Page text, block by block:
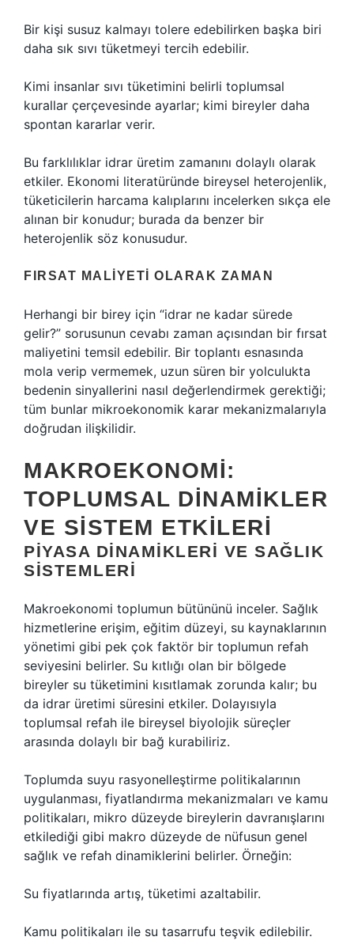
Bir kişi susuz kalmayı tolere edebilirken başka biri
daha sık sıvı tüketmeyi tercih edebilir.
Kimi insanlar sıvı tüketimini belirli toplumsal
kurallar çerçevesinde ayarlar; kimi bireyler daha
spontan kararlar verir.
Bu farklılıklar idrar üretim zamanını dolaylı olarak
etkiler. Ekonomi literatüründe bireysel heterojenlik,
tüketicilerin harcama kalıplarını incelerken sıkça ele
alınan bir konudur; burada da benzer bir
heterojenlik söz konusudur.
FIRSAT MALIYETI OLARAK ZAMAN
Herhangi bir birey için “idrar ne kadar sürede
gelir?” sorusunun cevabı zaman açısından bir fırsat
maliyetini temsil edebilir. Bir toplantı esnasında
mola verip vermemek, uzun süren bir yolculukta
bedenin sinyallerini nasıl değerlendirmek gerektiği;
tüm bunlar mikroekonomik karar mekanizmalarıyla
doğrudan ilişkilidir.
MAKROEKONOMI:
TOPLUMSAL DINAMIKLER
VE SISTEM ETKILERI
PIYASA DINAMIKLERI VE SAĞLIK
SISTEMLERI
Makroekonomi toplumun bütününü inceler. Sağlık
hizmetlerine erişim, eğitim düzeyi, su kaynaklarının
yönetimi gibi pek çok faktör bir toplumun refah
seviyesini belirler. Su kıtlığı olan bir bölgede
bireyler su tüketimini kısıtlamak zorunda kalır; bu
da idrar üretimi süresini etkiler. Dolayısıyla
toplumsal refah ile bireysel biyolojik süreçler
arasında dolaylı bir bağ kurabiliriz.
Toplumda suyu rasyonelleştirme politikalarının
uygulanması, fiyatlandırma mekanizmaları ve kamu
politikaları, mikro düzeyde bireylerin davranışlarını
etkilediği gibi makro düzeyde de nüfusun genel
sağlık ve refah dinamiklerini belirler. Örneğin:
Su fiyatlarında artış, tüketimi azaltabilir.
Kamu politikaları ile su tasarrufu teşvik edilebilir.